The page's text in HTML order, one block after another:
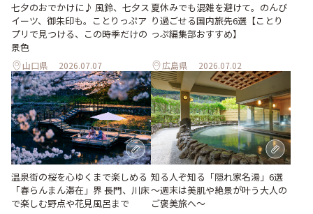
七夕のおでかけに♪ 風鈴、七夕ス
イーツ、御朱印も。ことりっぷア
プリで見つける、この時季だけの
景色
山口県 2026.07.07
夏休みでも混雑を避けて。のんび
り過ごせる国内旅先6選【ことり
っぷ編集部おすすめ】
広島県 2026.07.02
温泉街の桜を心ゆくまで楽しめる
「春らんまん滞在」界 長門、川床
で楽しむ野点や花見風呂まで
知る人ぞ知る「隠れ家名湯」6選
～週末は美肌や絶景が叶う大人の
ご褒美旅へ～